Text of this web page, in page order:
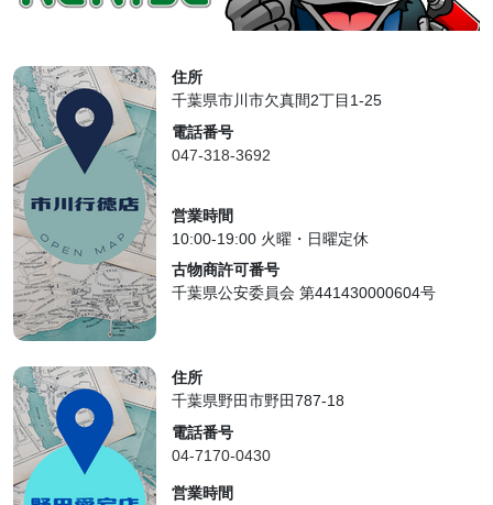
住所
千葉県市川市欠真間2丁目1-25
電話番号
047-318-3692
営業時間
10:00-19:00 火曜・日曜定休
古物商許可番号
千葉県公安委員会 第441430000604号
住所
千葉県野田市野田787-18
電話番号
04-7170-0430
営業時間